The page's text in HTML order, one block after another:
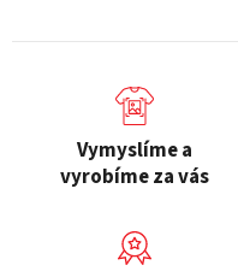
Vymyslíme a
vyrobíme za vás